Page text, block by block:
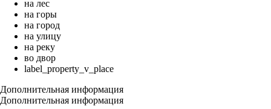
на лес
на горы
на город
на улицу
на реку
во двор
label_property_v_place
Дополнительная информация
Дополнительная информация